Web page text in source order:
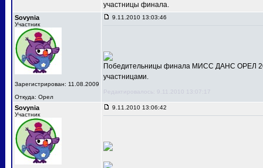
участницы финала.
Sovynia
Участник
Зарегистрирован: 11.08.2009
Откуда: Орел
9.11.2010 13:03:46
Победительницы финала МИСС ДАНС ОРЕЛ
участницами.
Редактировалось: 9.11.2010 13:07:17
Sovynia
Участник
9.11.2010 13:06:42